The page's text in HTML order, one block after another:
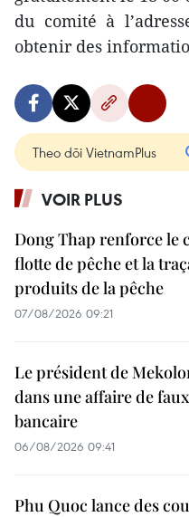
du comité à
obtenir des
Theo dõi VietnamPlus
VOIR PLUS
Dong Thap renforce le
flotte de pêche et la
produits de la pêche
07/08/2026 09:21
Le président de
dans une affaire de
bancaire
06/08/2026 09:41
Phu Quoc lance des